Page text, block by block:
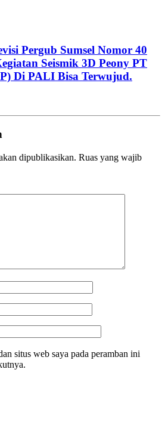
Pergub Sumsel Nomor 40
Seismik 3D Peony PT
Di PALI Bisa Terwujud.
dipublikasikan. Ruas yang wajib
situs web saya pada peramban ini